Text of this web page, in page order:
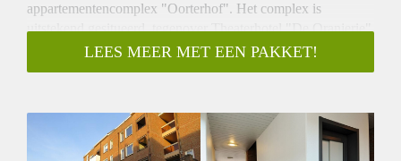
appartementencomplex "Oorterhof". Het complex is
uitstekend gesitueerd, tegenover Theaterhotel "De Oranjerie"
nabij alle winkels welke het gezellige stadscentrum van
Roermond rijk is. Op nog geen 2 minuten lopen bereikt u al
woonlocatie midden in het centrum van Roermond voor
zowel jong als oud!
LEES MEER MET EEN PAKKET!